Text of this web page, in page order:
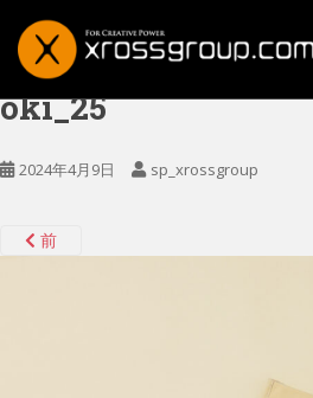
oki_25
2024年4月9日 sp_xrossgroup
前